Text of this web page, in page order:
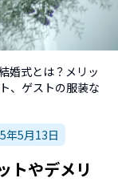
婚式とは？メリッ
、ゲストの服装な
年5月13日
トやデメリ